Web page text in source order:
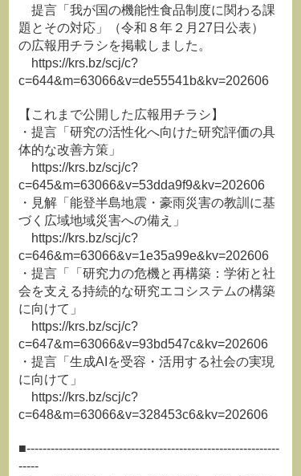
提言「我が国の機能性食品制度に関わる課
題とその対応」（令和８年２月27日公表）
の広報用チラシを掲載しました。
https://krs.bz/scj/c?
c=644&m=63066&v=de55541b&kv=202606
【これまで公開した広報用チラシ】
・提言「研究の活性化へ向けた研究評価の具
体的な改善方策」
https://krs.bz/scj/c?
c=645&m=63066&v=53dda9f9&kv=202606
・見解「能登半島地震・豪雨災害の教訓に基
づく広域地域災害への備え」
https://krs.bz/scj/c?
c=646&m=63066&v=1e35a99e&kv=202606
・提言「「研究力の危機と再構築：学術と社
会を支える持続的な研究エコシステムの構築
に向けて」
https://krs.bz/scj/c?
c=647&m=63066&v=93bd547c&kv=202606
・提言「生成AIを受容・活用する社会の実現
に向けて」
https://krs.bz/scj/c?
c=648&m=63066&v=328453c6&kv=202606
■---------------------------------------------------------------
-----